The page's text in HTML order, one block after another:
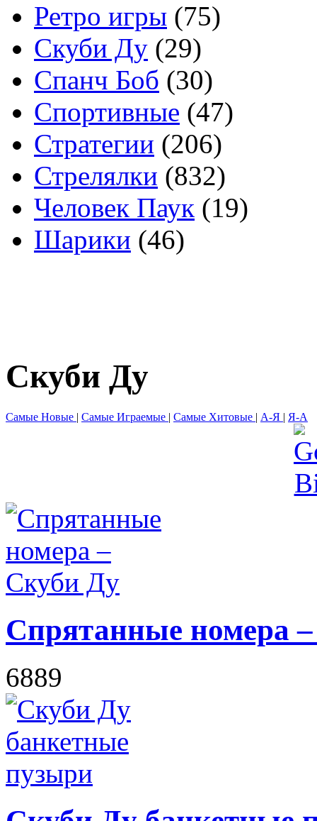
Ретро игры (75)
Скуби Ду (29)
Спанч Боб (30)
Спортивные (47)
Стратегии (206)
Стрелялки (832)
Человек Паук (19)
Шарики (46)
Скуби Ду
Самые Новые | Самые Играемые | Самые Хитовые | А-Я | Я-А
Спрятанные номера
6889